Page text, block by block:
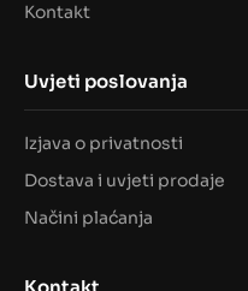
Kontakt
Uvjeti poslovanja
Izjava o privatnosti
Dostava i uvjeti prodaje
Načini plaćanja